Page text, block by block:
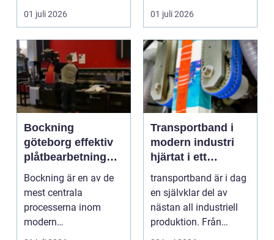
och ordna fika.
Företa...
01 juli 2026
en ny. Företag, bosta...
01 juli 2026
Bockning
göteborg effektiv
plåtbearbetning
med precision
Bockning är en av de
mest centrala
processerna inom
modern
plåtbearbetning. I en
Transportband i
modern industri
hjärtat i ett
effektivt flöde
transportband är i dag
en självklar del av
nästan all industriell
produktion. Från
stenbrott och åte...